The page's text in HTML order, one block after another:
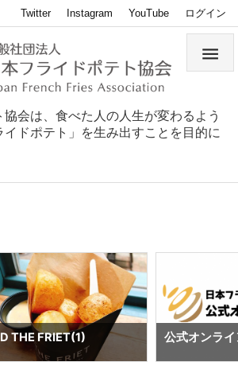
会は、食べた人の人生が変わるよう
ドポテト」を生み出すことを目的に

Twitter Instagram YouTube ログイン
THE FRIET(1) 公式オンラ